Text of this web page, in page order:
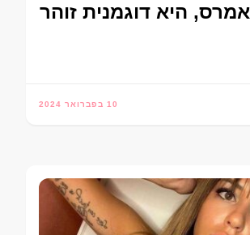
היא דוגמנית זוהר
10 בפברואר 2024